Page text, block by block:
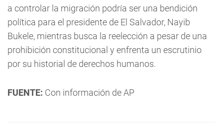
a controlar la migración podría ser una bendición
política para el presidente de El Salvador, Nayib
Bukele, mientras busca la reelección a pesar de una
prohibición constitucional y enfrenta un escrutinio
por su historial de derechos humanos.
FUENTE: Con información de AP